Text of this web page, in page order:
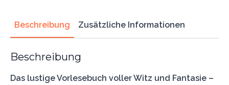
Beschreibung Zusätzliche Informationen
Beschreibung
Das lustige Vorlesebuch voller Witz und Fantasie –